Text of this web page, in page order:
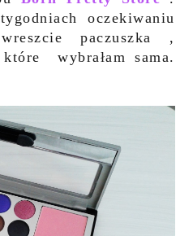
oczekiwaniu
paczuszka ,
wybrałam sama.